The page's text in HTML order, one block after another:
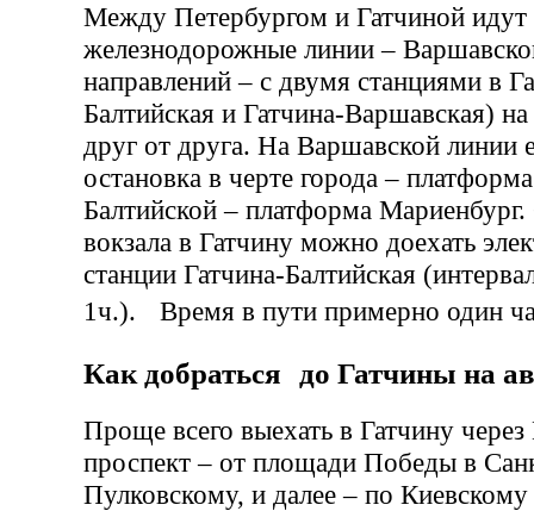
Между Петербургом и Гатчиной идут
железнодорожные линии –
направлений – с двумя станциями в
Балтийская и Гатчина-Варшавская)
друг от друга. На Варшавской линии
остановка в черте города –
Балтийской – платформа Мариенбург.
вокзала в Гатчину можно доехать
станции Гатчина-Балтийская
1ч.). Время в пути примерно один
Как добраться до Гатчины на
Проще всего выехать в Гатчину
проспект – от площади Победы в
Пулковскому, и далее – по